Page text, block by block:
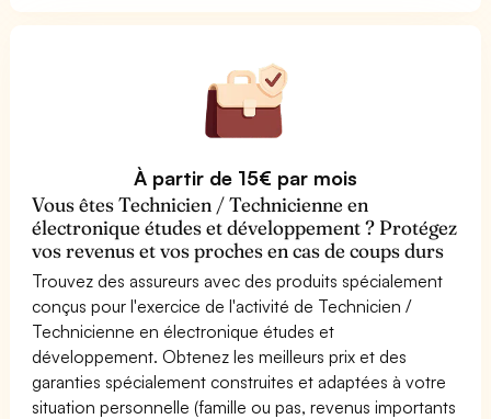
À partir de 15€ par mois
Vous êtes Technicien / Technicienne en
électronique études et développement ? Protégez
vos revenus et vos proches en cas de coups durs
Trouvez des assureurs avec des produits spécialement
conçus pour l'exercice de l'activité de Technicien /
Technicienne en électronique études et
développement. Obtenez les meilleurs prix et des
garanties spécialement construites et adaptées à votre
situation personnelle (famille ou pas, revenus importants